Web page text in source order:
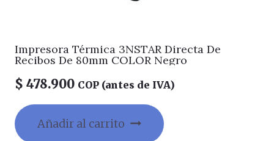
Impresora Térmica 3NSTAR Directa De
Recibos De 80mm COLOR Negro
$ 478.900 COP (antes de IVA)
Añadir al carrito